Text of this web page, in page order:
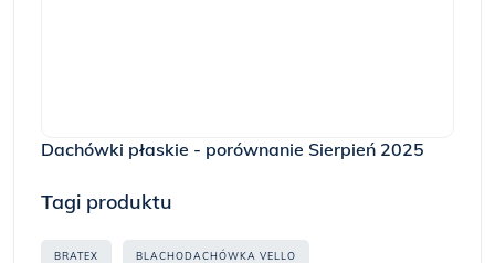
Dachówki płaskie - porównanie Sierpień 2025
Tagi produktu
BRATEX BLACHODACHÓWKA VELLO